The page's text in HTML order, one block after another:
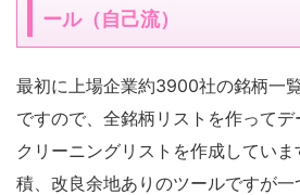
ール（自己流）
最初に上場企業約3900社の銘柄一
ですので、全銘柄リストを作って
クリーニングリストを作成してい
積、改良余地ありのツールですが